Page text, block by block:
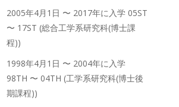
2005年4月1日 〜 2017年に入学 05ST
〜 17ST (総合工学系研究科(博士課
程))
1998年4月1日 〜 2004年に入学
98TH 〜 04TH (工学系研究科(博士後
期課程))